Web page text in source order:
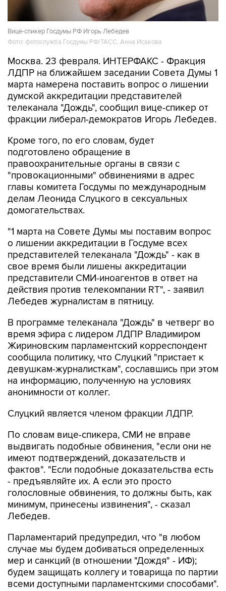
Вице-спикер Госдумы РФ Игорь Лебедев
Фото: фотослужба Госдумы РФ/ТАСС, Анна Исакова
Москва. 23 февраля. ИНТЕРФАКС - Фракция
ЛДПР на ближайшем заседании Совета Думы 1
марта намерена поставить вопрос о лишении
думской аккредитации представителей
телеканала "Дождь", сообщил вице-спикер от
фракции либерал-демократов Игорь Лебедев.
Кроме того, по его словам, будет
подготовлено обращение в
правоохранительные органы в связи с
"провокационными" обвинениями в адрес
главы комитета Госдумы по международным
делам Леонида Слуцкого в сексуальных
домогательствах.
"1 марта на Совете Думы мы поставим вопрос
о лишении аккредитации в Госдуме всех
представителей телеканала "Дождь" - как в
свое время были лишены аккредитации
представители СМИ-иноагентов в ответ на
действия против телекомпании RT", - заявил
Лебедев журналистам в пятницу.
В программе телеканала "Дождь" в четверг во
время эфира с лидером ЛДПР Владимиром
Жириновским парламентский корреспондент
сообщила политику, что Слуцкий "пристает к
девушкам-журналисткам", сославшись при этом
на информацию, полученную на условиях
анонимности от коллег.
Слуцкий является членом фракции ЛДПР.
По словам вице-спикера, СМИ не вправе
выдвигать подобные обвинения, "если они не
имеют подтверждений, доказательств и
фактов". "Если подобные доказательства есть
- предъявляйте их. А если это просто
голословные обвинения, то должны быть, как
минимум, принесены извинения", - сказал
Лебедев.
Парламентарий предупредил, что "в любом
случае мы будем добиваться определенных
мер и санкций (в отношении "Дождя" - ИФ);
будем защищать коллегу и товарища по партии
всеми доступными парламентскими способами".